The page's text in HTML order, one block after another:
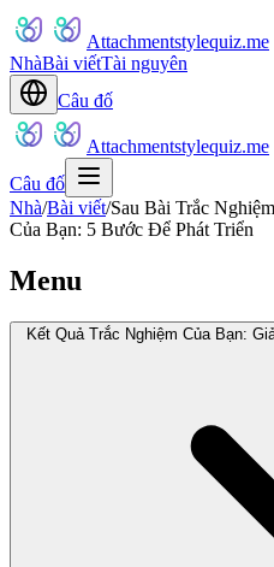
Attachmentstylequiz.me
NhàBài viếtTài nguyên
Câu đố
Attachmentstylequiz.me
Câu đố
Nhà/Bài viết/Sau Bài Trắc
Của Bạn: 5 Bước Để Phát Triển
Menu
Kết Quả Trắc Nghiệm Của Bạn: